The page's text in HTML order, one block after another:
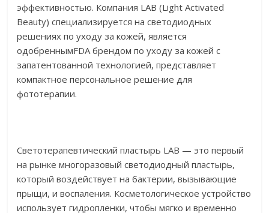
эффективностью. Компания LAB (Light Activated
Beauty) специализируется на светодиодных
решениях по уходу за кожей, является
одобреннымFDA брендом по уходу за кожей с
запатентованной технологией, представляет
компактное персональное решение для
фототерапии.
Светотерапевтический пластырь LAB — это первый
на рынке многоразовый светодиодный пластырь,
который воздействует на бактерии, вызывающие
прыщи, и воспаления. Косметологическое устройство
использует гидропленки, чтобы мягко и временно